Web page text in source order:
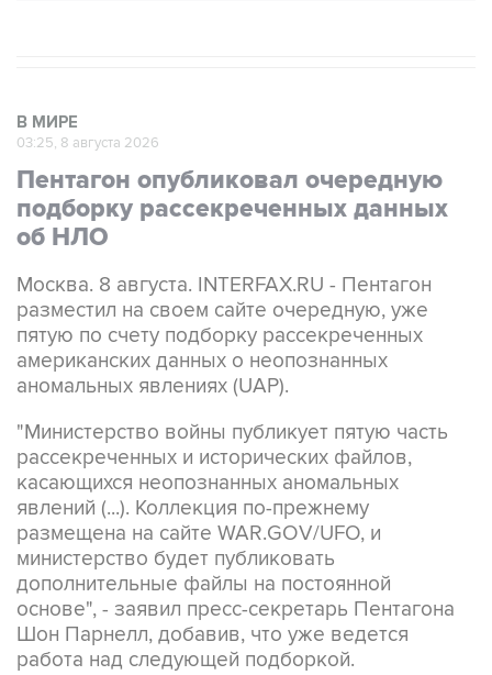
В МИРЕ
03:25, 8 августа 2026
Пентагон опубликовал очередную
подборку рассекреченных данных
об НЛО
Москва. 8 августа. INTERFAX.RU - Пентагон
разместил на своем сайте очередную, уже
пятую по счету подборку рассекреченных
американских данных о неопознанных
аномальных явлениях (UAP).
"Министерство войны публикует пятую часть
рассекреченных и исторических файлов,
касающихся неопознанных аномальных
явлений (...). Коллекция по-прежнему
размещена на сайте WAR.GOV/UFO, и
министерство будет публиковать
дополнительные файлы на постоянной
основе", - заявил пресс-секретарь Пентагона
Шон Парнелл, добавив, что уже ведется
работа над следующей подборкой.